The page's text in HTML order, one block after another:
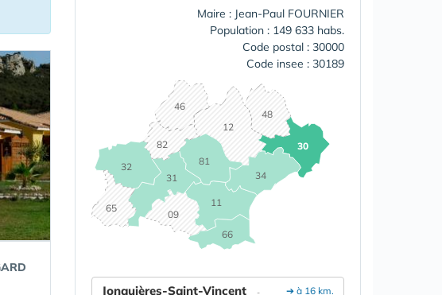
Maire : Jean-Paul FOURNIER
Population : 149 633 habs.
Code postal : 30000
Code insee : 30189
09
11
12
30
31
32
34
46
48
65
66
81
82
➔ à 16 km.
Jonquières-Saint-Vincent
-